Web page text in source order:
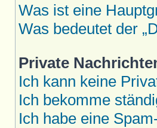
Was ist eine
Was bedeutet der
Private
Ich kann keine
Ich bekomme
Ich habe eine